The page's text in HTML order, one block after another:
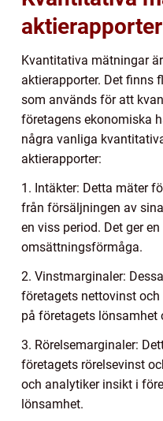
aktierapporter
Kvantitativa mätningar
aktierapporter. Det finns
som används för att
företagens ekonomiska
några vanliga
aktierapporter:
1. Intäkter: Detta mäter
från försäljningen av
en viss period. Det ger
omsättningsförmåga.
2. Vinstmarginaler:
företagets nettovinst
på företagets lönsamhet
3. Rörelsemarginaler:
företagets rörelsevinst
och analytiker insikt i
lönsamhet.